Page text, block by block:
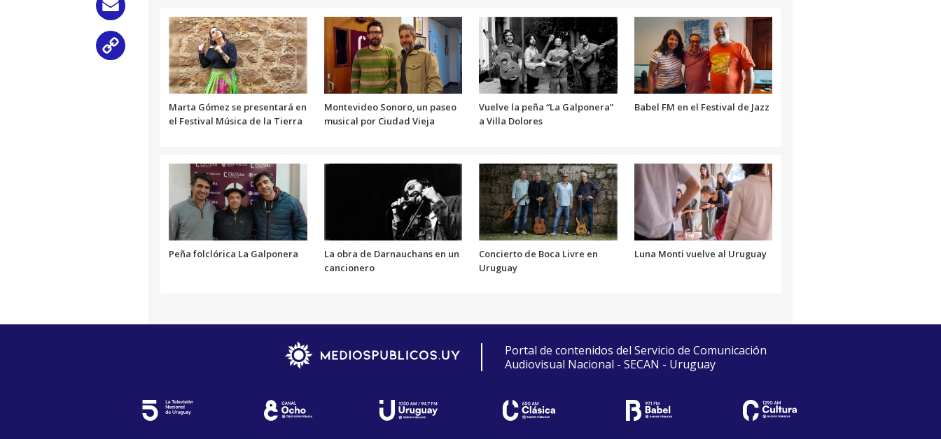
aumentar
disminuir
el
volumen.
Marta Gómez se presentará en
el Festival Música de la Tierra
Montevideo Sonoro, un paseo
musical por Ciudad Vieja
Vuelve la peña “La Galponera”
a Villa Dolores
Babel FM en el Festival de Jazz
Peña folclórica La Galponera
La obra de Darnauchans en un
cancionero
Concierto de Boca Livre en
Uruguay
Luna Monti vuelve al Uruguay
Portal de contenidos del Servicio de Comunicación
Audiovisual Nacional - SECAN - Uruguay